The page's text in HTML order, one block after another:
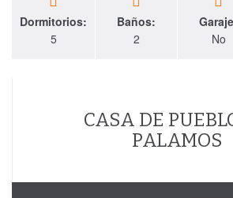
Dormitorios:
5
Baños:
2
No
CASA DE
PALAMOS